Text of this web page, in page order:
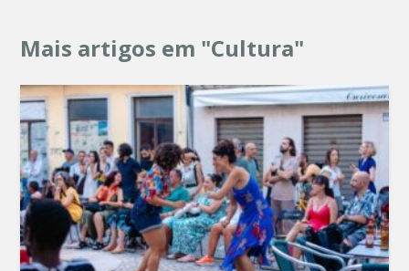
Mais artigos em "Cultura"